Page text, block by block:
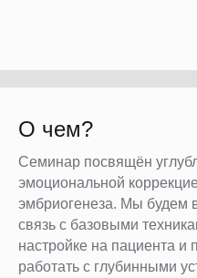
Семинар посвящён
эмоциональной
эмбриогенеза. Мы будем
связь с базовыми
настройке на пациента и
работать с глубинными
О чем?